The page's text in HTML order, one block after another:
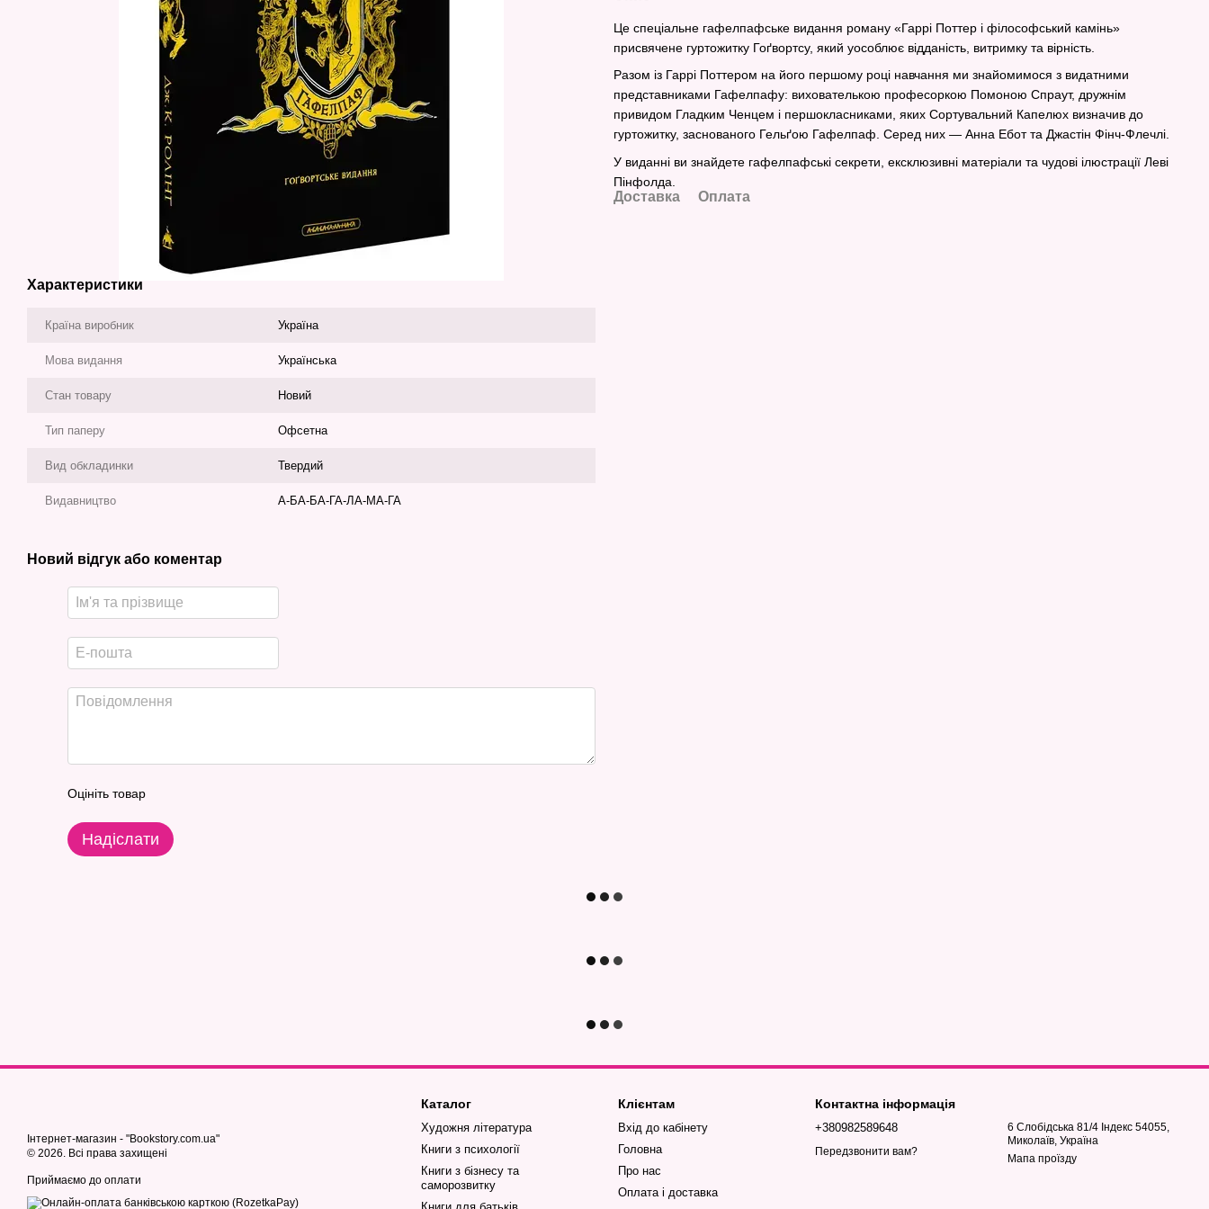
Характеристики
Країна виробник Україна
Мова видання Українська
Стан товару Новий
Тип паперу Офсетна
Вид обкладинки Твердий
Видавництво А-БА-БА-ГА-ЛА-МА-ГА
Новий відгук або коментар
Оцініть товар
Надіслати
Це спеціальне гафелпафське видання роману «Гаррі Поттер і філософський камінь»
присвячене гуртожитку Гоґвортсу, який уособлює відданість, витримку та вірність.
Разом із Гаррі Поттером на його першому році навчання ми знайомимося з видатними
представниками Гафелпафу: вихователькою професоркою Помоною Спраут, дружнім
привидом Гладким Ченцем і першокласниками, яких Сортувальний Капелюх визначив до
гуртожитку, заснованого Гельґою Гафелпаф. Серед них — Анна Ебот та Джастін Фінч-Флечлі.
У виданні ви знайдете гафелпафські секрети, ексклюзивні матеріали та чудові ілюстрації Леві
Пінфолда.
Доставка Оплата
Інтернет-магазин - "Bookstory.com.ua"
© 2026. Всі права захищені
Приймаємо до оплати
Каталог
Художня література
Книги з психології
Книги з бізнесу та
саморозвитку
Клієнтам
Вхід до кабінету
Головна
Про нас
Оплата і доставка
Контактна інформація
+380982589648
Передзвонити вам?
6 Слобідська 81/4 Індекс 54055,
Миколаїв, Україна
Мапа проїзду